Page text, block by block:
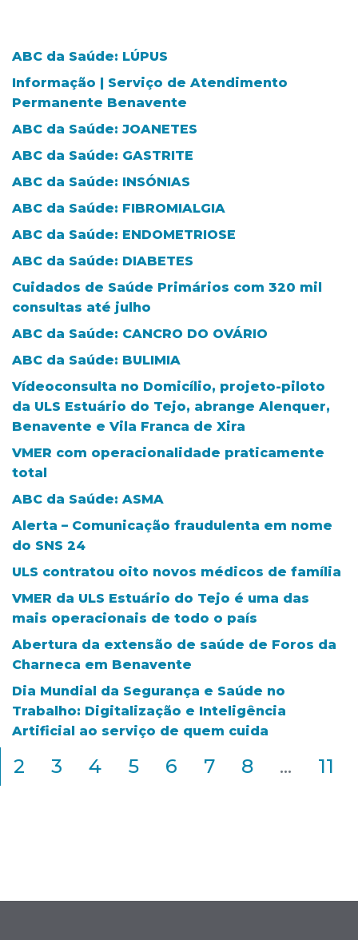
ABC da Saúde: LÚPUS
Informação | Serviço de Atendimento
Permanente Benavente
ABC da Saúde: JOANETES
ABC da Saúde: GASTRITE
ABC da Saúde: INSÓNIAS
ABC da Saúde: FIBROMIALGIA
ABC da Saúde: ENDOMETRIOSE
ABC da Saúde: DIABETES
Cuidados de Saúde Primários com 320 mil
consultas até julho
ABC da Saúde: CANCRO DO OVÁRIO
ABC da Saúde: BULIMIA
Vídeoconsulta no Domicílio, projeto-piloto
da ULS Estuário do Tejo, abrange Alenquer,
Benavente e Vila Franca de Xira
VMER com operacionalidade praticamente
total
ABC da Saúde: ASMA
Alerta – Comunicação fraudulenta em nome
do SNS 24
ULS contratou oito novos médicos de família
VMER da ULS Estuário do Tejo é uma das
mais operacionais de todo o país
Abertura da extensão de saúde de Foros da
Charneca em Benavente
Dia Mundial da Segurança e Saúde no
Trabalho: Digitalização e Inteligência
Artificial ao serviço de quem cuida
2 3 4 5 6 7 8 ... 11